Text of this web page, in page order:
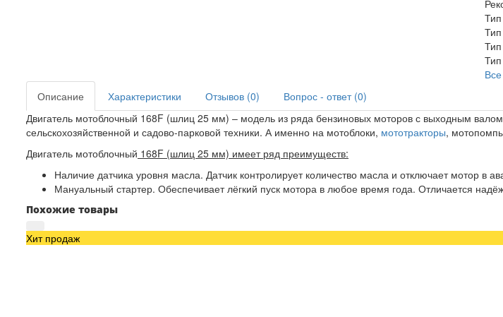
Тип
Описание
Характеристики Отзывов (0)
Вопрос - ответ (0)
Двигатель мотоблочный 168F (шлиц 25 мм) – модель из ряда бензиновых моторов с выходным
сельскохозяйственной и садово-парковой техники. А именно на мотоблоки, мототракторы,
Двигатель мотоблочный 168F (шлиц 25 мм) имеет ряд преимуществ:
Наличие датчика уровня масла. Датчик контролирует количество масла и отключает мотор в
Мануальный стартер. Обеспечивает лёгкий пуск мотора в любое время года. Отличается
Похожие товары
Хит продаж